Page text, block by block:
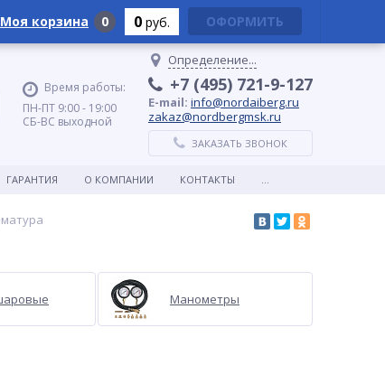
Время работы:
ПН-ПТ 9:00 - 19:00
СБ-ВС выходной
Определение...
+7 (495) 721-9-127
E-mail: info@nordaiberg.ru
zakaz@nordbergmsk.ru
ЗАКАЗАТЬ ЗВОНОК
ГАРАНТИЯ О КОМПАНИИ КОНТАКТЫ ...
Манометры
Моя корзина 0 0 руб. ОФОРМИТЬ